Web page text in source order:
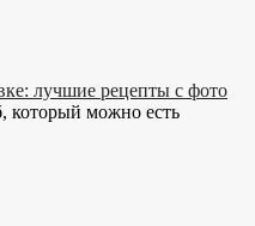
лучшие рецепты с фото
можно есть